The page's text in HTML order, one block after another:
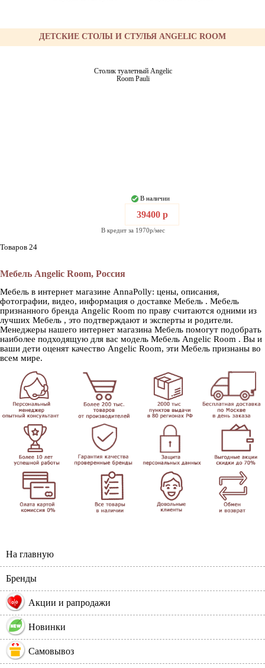
ДЕТСКИЕ СТОЛЫ И СТУЛЬЯ ANGELIC ROOM
Столик туалетный Angelic
Room Pauli
В наличии
39400 р
В кредит за 1970р/мес
Товаров 24
Мебель Angelic Room, Россия
Мебель в интернет магазине AnnaPolly: цены, описания,
фотографии, видео, информация о доставке Мебель . Мебель
признанного бренда Angelic Room по праву считаются одними из
лучших Мебель , это подтверждают и эксперты и родители.
Менеджеры нашего интернет магазина Мебель помогут подобрать
наиболее подходящую для вас модель Мебель Angelic Room . Вы и
ваши дети оценят качество Angelic Room, эти Мебель признаны во
всем мире.
На главную
Бренды
% Акции и рапродажи
Новинки
Самовывоз